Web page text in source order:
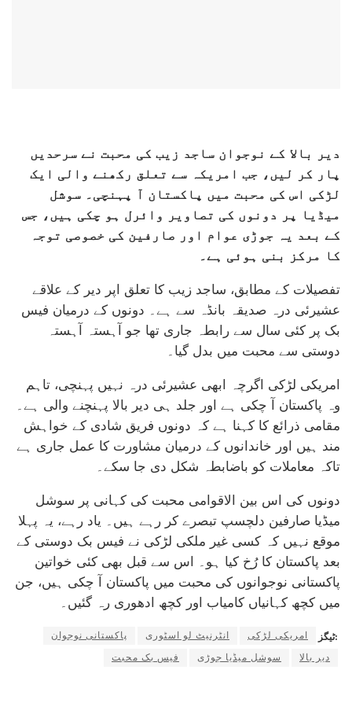
دیر بالا کے نوجوان ساجد زیب کی محبت نے سرحدیں
پار کر لیں، جب امریکہ سے تعلق رکھنے والی ایک
لڑکی اس کی محبت میں پاکستان آ پہنچی۔ سوشل
میڈیا پر دونوں کی تصاویر وائرل ہو چکی ہیں، جس
کے بعد یہ جوڑی عوام اور صارفین کی خصوصی توجہ
کا مرکز بنی ہوئی ہے۔
تفصیلات کے مطابق، ساجد زیب کا تعلق اپر دیر کے علاقے
عشیرئی درہ صدیقہ بانڈہ سے ہے۔ دونوں کے درمیان فیس
بک پر کئی سال سے رابطہ جاری تھا جو آہستہ آہستہ
دوستی سے محبت میں بدل گیا۔
امریکی لڑکی اگرچہ ابھی عشیرئی درہ نہیں پہنچی، تاہم
وہ پاکستان آ چکی ہے اور جلد ہی دیر بالا پہنچنے والی ہے۔
مقامی ذرائع کا کہنا ہے کہ دونوں فریق شادی کے خواہش
مند ہیں اور خاندانوں کے درمیان مشاورت کا عمل جاری ہے
تاکہ معاملات کو باضابطہ شکل دی جا سکے۔
دونوں کی اس بین الاقوامی محبت کی کہانی پر سوشل
میڈیا صارفین دلچسپ تبصرے کر رہے ہیں۔ یاد رہے، یہ پہلا
موقع نہیں کہ کسی غیر ملکی لڑکی نے فیس بک دوستی کے
بعد پاکستان کا رُخ کیا ہو۔ اس سے قبل بھی کئی خواتین
پاکستانی نوجوانوں کی محبت میں پاکستان آ چکی ہیں، جن
میں کچھ کہانیاں کامیاب اور کچھ ادھوری رہ گئیں۔
ٹیگز: امریکی لڑکی انٹرنیٹ لو اسٹوری
پاکستانی نوجوان
دیر بالا
سوشل میڈیا جوڑی فیس بک محبت